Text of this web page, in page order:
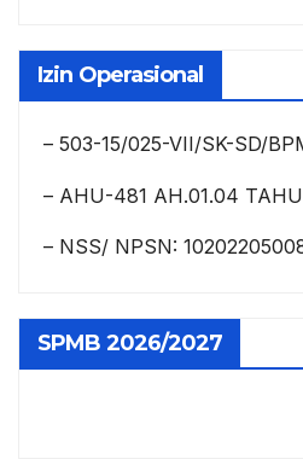
Izin Operasional
– 503-15/025-VII/SK-SD/
– AHU-481 AH.01.04
– NSS/ NPSN:
SPMB 2026/2027